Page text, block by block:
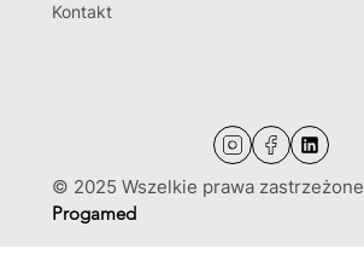
© 2025 Wszelkie prawa zastrzeżone
Progamed
Kontakt